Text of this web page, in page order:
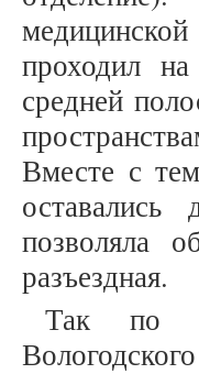
проходил
средней
Вместе с
оставались
позволяла
разъездная.
Так по